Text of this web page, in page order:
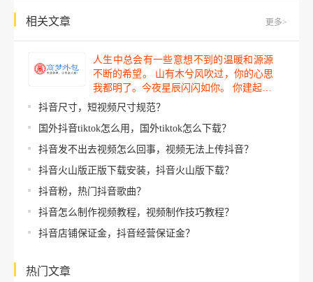
相关文章 更多>
人生中总会有一些意想不到的温暖和源源
不断的希望。 山有木兮风吹过，你的心思
我都明了。今夜星辰闪闪如你。 你建起…
抖音尺寸，短视频尺寸规范？
国外抖音tiktok怎么用，国外tiktok怎么下载？
抖音发不出去视频怎么回事，视频无法上传抖音？
抖音火山版正版下载安装，抖音火山版下载？
抖音粉，热门抖音歌曲？
抖音怎么制作视频教程，视频制作技巧教程？
抖音店铺保证金，抖音经营保证金？
热门文章